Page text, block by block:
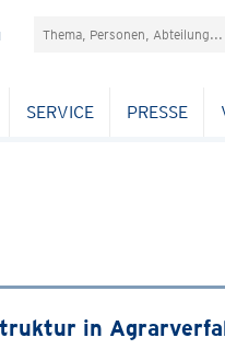
Suchefeld
SERVICE PRESSE
in